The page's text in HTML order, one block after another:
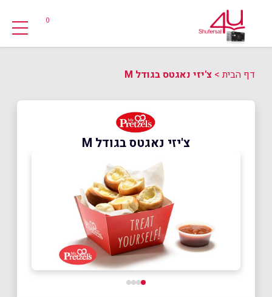
0
דף הבית> צ'יזי נאגטס בגודל M
צ'יזי נאגטס בגודל M